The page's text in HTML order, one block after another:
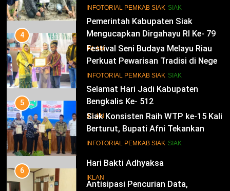
13
Pemerintah Kabupaten Siak
Mengucapkan Dirgahayu RI Ke- 79
IKLAN
14
Selamat Hari Jadi Kabupaten
Bengkalis Ke- 512
IKLAN
15
Hari Bakti Adhyaksa
IKLAN
Siak Cetak Generasi Penjaga
Pesisir
INFOTORIAL PEMKAB SIAK SIAK
4
Festival Seni Budaya Melayu Riau
Perkuat Pewarisan Tradisi di Negeri
Istana
INFOTORIAL PEMKAB SIAK SIAK
5
Siak Konsisten Raih WTP ke-15 Kali
Berturut, Bupati Afni Tekankan
Penguatan Tata Kelola Keuangan
INFOTORIAL PEMKAB SIAK SIAK
6
Antisipasi Pencurian Data,